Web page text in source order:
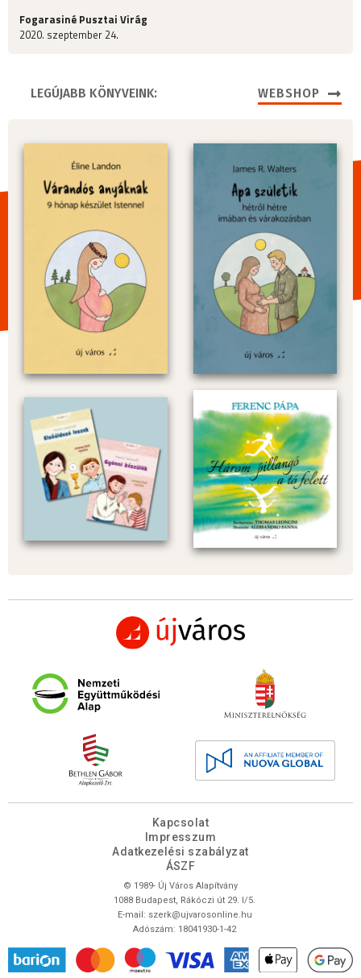
Fogarasiné Pusztai Virág
2020. szeptember 24.
LEGÚJABB KÖNYVEINK: WEBSHOP
Kapcsolat
Impresszum
Adatkezelési szabályzat
ÁSZF
© 1989- Új Város Alapítvány
1088 Budapest, Rákóczi út 29. I/5.
E-mail: szerk@ujvarosonline.hu
Adószám: 18041930-1-42